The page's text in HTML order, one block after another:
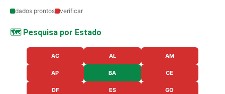
dados prontos verificar
🗺️ Pesquisa por Estado
AC AL AM
AP BA CE
DF ES GO